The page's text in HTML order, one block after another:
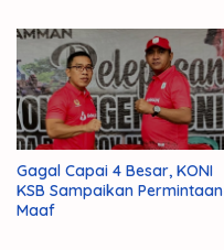
Gagal Capai 4 Besar, KONI
KSB Sampaikan Permintaan
Maaf